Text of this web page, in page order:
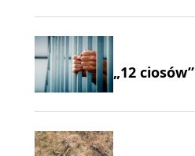
„12 ciosów”